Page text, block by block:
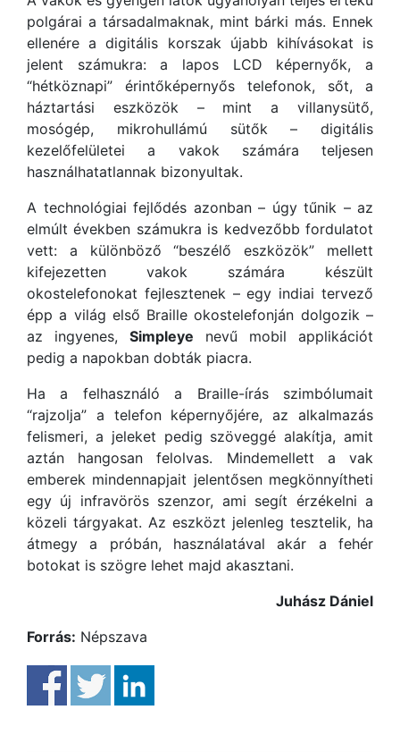
polgárai a társadalmaknak, mint bárki más. Ennek
ellenére a digitális korszak újabb kihívásokat is
jelent számukra: a lapos LCD képernyők, a
“hétköznapi” érintőképernyős telefonok, sőt, a
háztartási eszközök – mint a villanysütő,
mosógép, mikrohullámú sütők – digitális
kezelőfelületei a vakok számára teljesen
használhatatlannak bizonyultak.
A technológiai fejlődés azonban – úgy tűnik – az
elmúlt években számukra is kedvezőbb fordulatot
vett: a különböző “beszélő eszközök” mellett
kifejezetten vakok számára készült
okostelefonokat fejlesztenek – egy indiai tervező
épp a világ első Braille okostelefonján dolgozik –
az ingyenes, Simpleye nevű mobil applikációt
pedig a napokban dobták piacra.
Ha a felhasználó a Braille-írás szimbólumait
“rajzolja” a telefon képernyőjére, az alkalmazás
felismeri, a jeleket pedig szöveggé alakítja, amit
aztán hangosan felolvas. Mindemellett a vak
emberek mindennapjait jelentősen megkönnyítheti
egy új infravörös szenzor, ami segít érzékelni a
közeli tárgyakat. Az eszközt jelenleg tesztelik, ha
átmegy a próbán, használatával akár a fehér
botokat is szögre lehet majd akasztani.
Juhász Dániel
Forrás: Népszava